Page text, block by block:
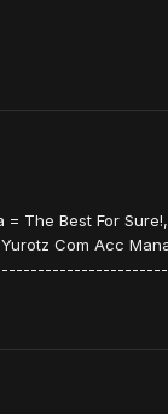
= The Best For
Acc